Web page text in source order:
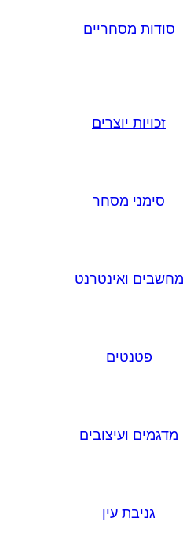
סודות מסחריים
זכויות יוצרים
סימני מסחר
מחשבים ואינטרנט
פטנטים
מדגמים ועיצובים
גניבת עין